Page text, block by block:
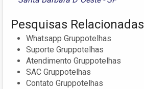
Pesquisas Relacionadas
Whatsapp Gruppotelhas
Suporte Gruppotelhas
Atendimento Gruppotelhas
SAC Gruppotelhas
Contato Gruppotelhas